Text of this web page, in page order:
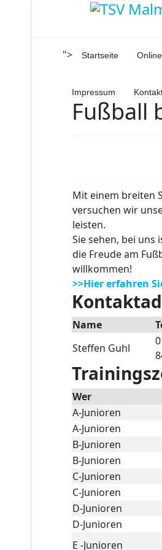
"> Startseite
Impressum
Fußball
Mit einem breiten
versuchen wir
leisten.
Sie sehen, bei uns
die Freude am
willkommen!
>>Hier erfahren
Name
Steffen Guhl
Wer
A-Junioren
A-Junioren
B-Junioren
B-Junioren
C-Junioren
C-Junioren
D-Junioren
D-Junioren
E -Junioren